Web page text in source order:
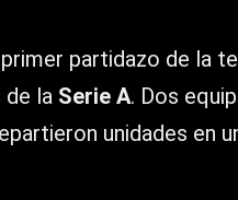
partidazo de la
de la Serie A. Dos
unidades en